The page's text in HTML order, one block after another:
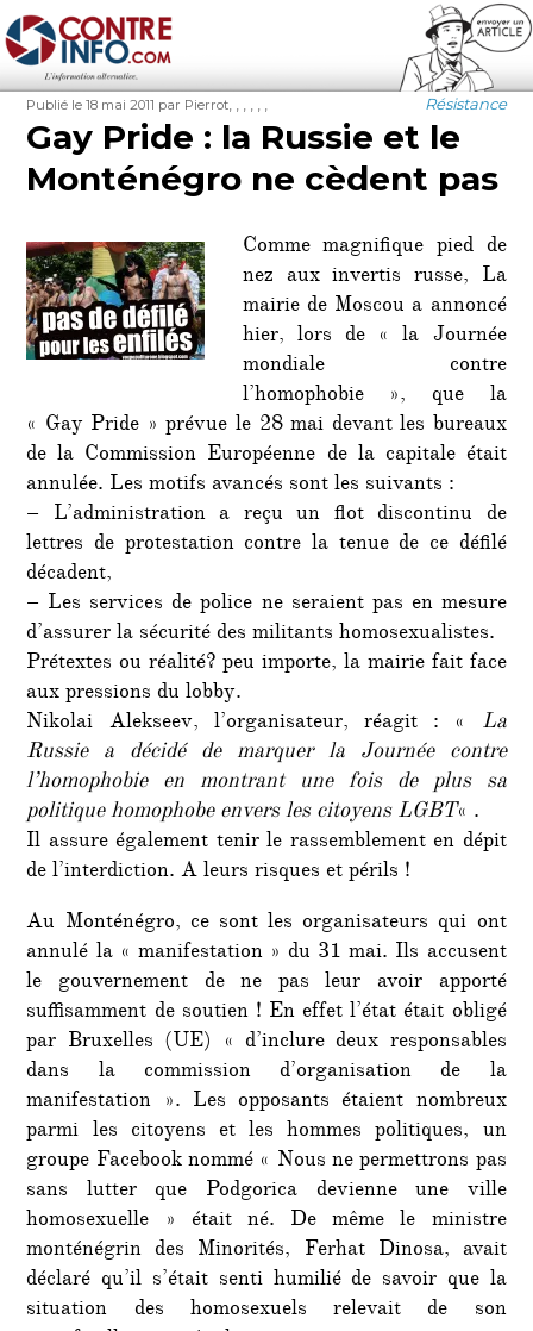
Contre-Info
Publié
le
Publié le 18 mai 2011 Auteur
par Pierrot Catégories
Résistance
Étiquettes
Gay Pride : la Russie et le
Monténégro ne cèdent pas
Comme magnifique pied de
nez aux invertis russe, La
mairie de Moscou a annoncé
hier, lors de « la Journée
mondiale contre
l’homophobie », que la
« Gay Pride » prévue le 28 mai devant les bureaux
de la Commission Européenne de la capitale était
annulée. Les motifs avancés sont les suivants :
– L’administration a reçu un flot discontinu de
lettres de protestation contre la tenue de ce défilé
décadent,
– Les services de police ne seraient pas en mesure
d’assurer la sécurité des militants homosexualistes.
Prétextes ou réalité? peu importe, la mairie fait face
aux pressions du lobby.
Nikolai Alekseev, l’organisateur, réagit : « La
Russie a décidé de marquer la Journée contre
l’homophobie en montrant une fois de plus sa
politique homophobe envers les citoyens LGBT« .
Il assure également tenir le rassemblement en dépit
de l’interdiction. A leurs risques et périls !
Au Monténégro, ce sont les organisateurs qui ont
annulé la « manifestation » du 31 mai. Ils accusent
le gouvernement de ne pas leur avoir apporté
suffisamment de soutien ! En effet l’état était obligé
par Bruxelles (UE) « d’inclure deux responsables
dans la commission d’organisation de la
manifestation ». Les opposants étaient nombreux
parmi les citoyens et les hommes politiques, un
groupe Facebook nommé « Nous ne permettrons pas
sans lutter que Podgorica devienne une ville
homosexuelle » était né. De même le ministre
monténégrin des Minorités, Ferhat Dinosa, avait
déclaré qu’il s’était senti humilié de savoir que la
situation des homosexuels relevait de son